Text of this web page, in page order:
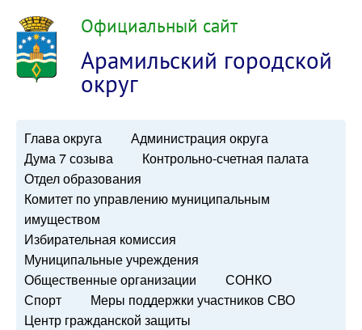
Официальный сайт
Арамильский городской
округ
Глава округа
Администрация округа
Дума 7 созыва
Контрольно-счетная палата
Отдел образования
Комитет по управлению муниципальным
имуществом
Избирательная комиссия
Муниципальные учреждения
Общественные организации
СОНКО
Спорт
Меры поддержки участников СВО
Центр гражданской защиты